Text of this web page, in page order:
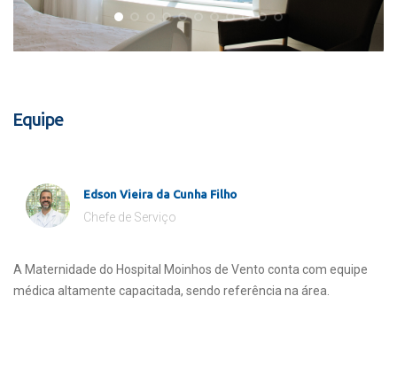
Equipe
Edson Vieira da Cunha Filho
Chefe de Serviço
A Maternidade do Hospital Moinhos de Vento conta com equipe
médica altamente capacitada, sendo referência na área.